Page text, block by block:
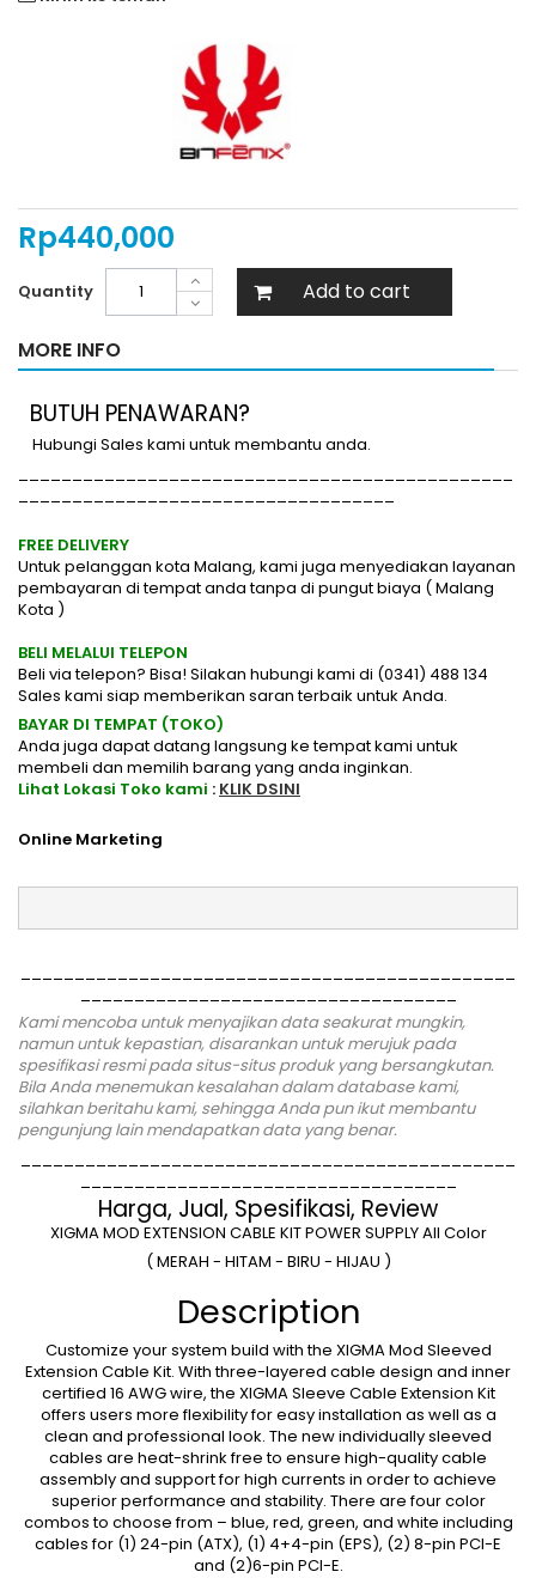
Rp‎440,000
Quantity Add to cart
MORE INFO
BUTUH PENAWARAN?
Hubungi Sales kami untuk membantu anda.
FREE DELIVERY
Untuk pelanggan kota Malang, kami juga menyediakan layanan
pembayaran di tempat anda tanpa di pungut biaya ( Malang
Kota )
BELI MELALUI TELEPON
Beli via telepon? Bisa! Silakan hubungi kami di (0341) 488 134
Sales kami siap memberikan saran terbaik untuk Anda.
BAYAR DI TEMPAT (TOKO)
Anda juga dapat datang langsung ke tempat kami untuk
membeli dan memilih barang yang anda inginkan.
Lihat Lokasi Toko kami : KLIK DSINI
Online Marketing
Kami mencoba untuk menyajikan data seakurat mungkin,
namun untuk kepastian, disarankan untuk merujuk pada
spesifikasi resmi pada situs-situs produk yang bersangkutan.
Bila Anda menemukan kesalahan dalam database kami,
silahkanberitahu kami, sehingga Anda pun ikut membantu
pengunjung lain mendapatkan data yang benar.
Harga, Jual, Spesifikasi, Review
XIGMA MOD EXTENSION CABLE KIT POWER SUPPLY All Color
( MERAH - HITAM - BIRU - HIJAU )
Description
Customize your system build with the XIGMA Mod Sleeved
Extension Cable Kit. With three-layered cable design and inner
certified 16 AWG wire, the XIGMA Sleeve Cable Extension Kit
offers users more flexibility for easy installation as well as a
clean and professional look. The new individually sleeved
cables are heat-shrink free to ensure high-quality cable
assembly and support for high currents in order to achieve
superior performance and stability. There are four color
combos to choose from – blue, red, green, and white including
cables for (1) 24-pin (ATX), (1) 4+4-pin (EPS), (2) 8-pin PCI-E
and (2)6-pin PCI-E.